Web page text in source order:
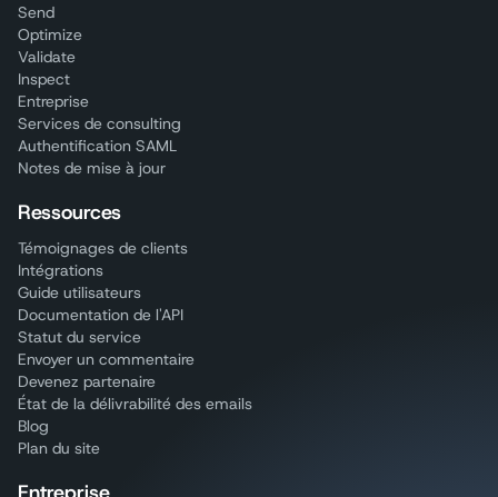
Send
Optimize
Validate
Inspect
Entreprise
Services de consulting
Authentification SAML
Notes de mise à jour
Ressources
Témoignages de clients
Intégrations
Guide utilisateurs
Documentation de l'API
Statut du service
Envoyer un commentaire
Devenez partenaire
État de la délivrabilité des emails
Blog
Plan du site